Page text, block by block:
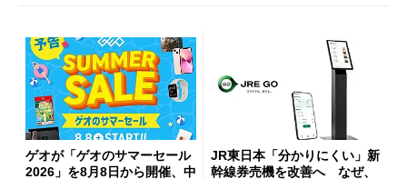
ゲオが「ゲオのサマーセール
2026」を8月8日から開催、中
JR東日本「分かりにくい」新
幹線券売機を改善へ なぜ、